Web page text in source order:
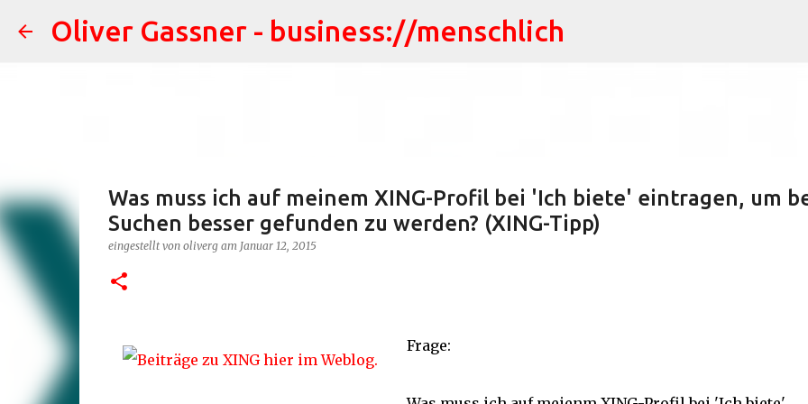
Direkt zum Hauptbereich
Oliver Gassner - business://menschlich
Was muss ich auf meinem XING-Profil bei 'Ich biete' eintragen, um
Suchen besser gefunden zu werden? (XING-Tipp)
eingestellt von oliverg am Januar 12, 2015
Frage: